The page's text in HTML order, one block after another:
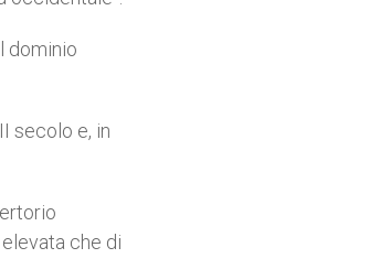
dominio
secolo e, in
che di